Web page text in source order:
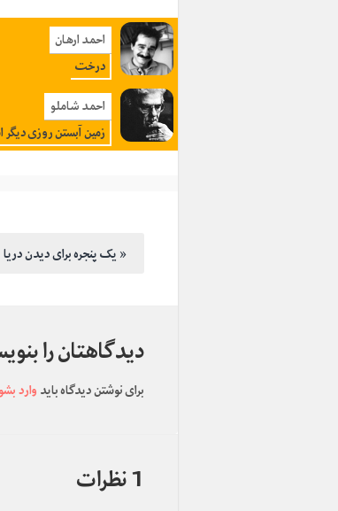
احمد ارهان
درخت
احمد شاملو
زمین آبستن روزی
یک پنجره برای دیدن دریا »
دیدگاهتان را
برای نوشتن دیدگاه بایدوارد
1 نظرات